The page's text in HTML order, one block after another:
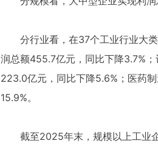
分行业看，在37个工业行业大
润总额455.7亿元，同比下降3.7%
223.0亿元，同比下降5.6%；医药
15.9%。
截至2025年末，规模以上工业